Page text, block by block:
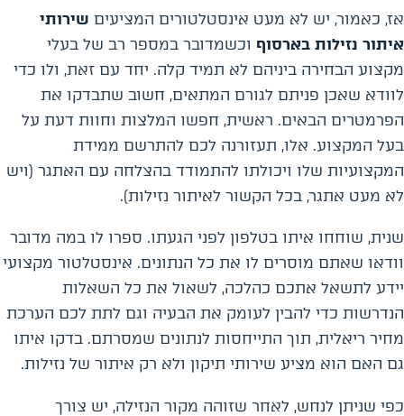
אז, כאמור, יש לא מעט אינסטלטורים המציעים שירותי
איתור נזילות בארסוף וכשמדובר במספר רב של בעלי
מקצוע הבחירה ביניהם לא תמיד קלה. יחד עם זאת, ולו כדי
לוודא שאכן פניתם לגורם המתאים, חשוב שתבדקו את
הפרמטרים הבאים. ראשית, חפשו המלצות וחוות דעת על
בעל המקצוע. אלו, תעזורנה לכם להתרשם ממידת
המקצועיות שלו ויכולתו להתמודד בהצלחה עם האתגר (ויש
לא מעט אתגר, בכל הקשור לאיתור נזילות).
שנית, שוחחו איתו בטלפון לפני הגעתו. ספרו לו במה מדובר
וודאו שאתם מוסרים לו את כל הנתונים. אינסטלטור מקצועי
יידע לתשאל אתכם כהלכה, לשאול את כל השאלות
הנדרשות כדי להבין לעומק את הבעיה וגם לתת לכם הערכת
מחיר ריאלית, תוך התייחסות לנתונים שמסרתם. בדקו איתו
גם האם הוא מציע שירותי תיקון ולא רק איתור של נזילות.
כפי שניתן לנחש, לאחר שזוהה מקור הנזילה, יש צורך